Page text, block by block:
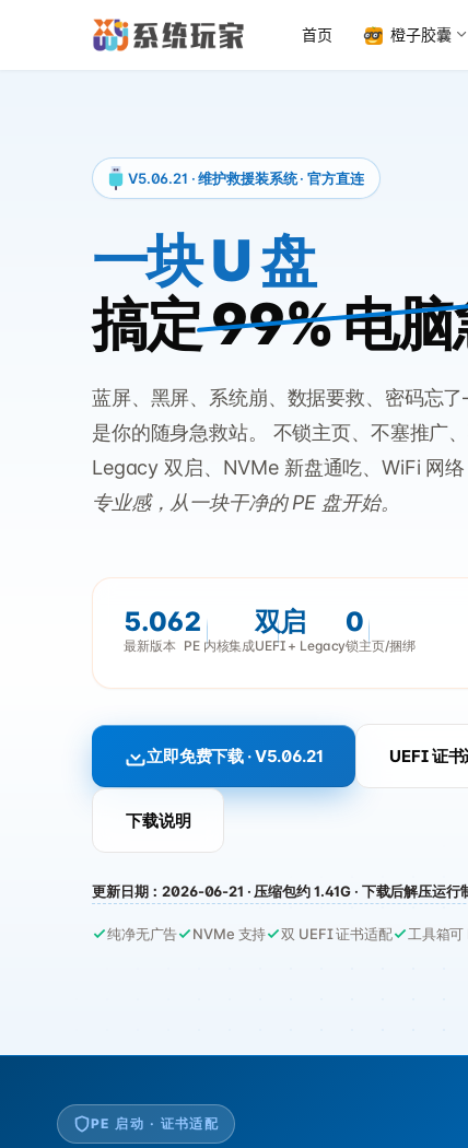
首页 橙子胶囊
V5.06.21 · 维护救援装系统 · 官方直连
一块 U 盘
搞定99% 电脑
蓝屏、黑屏、系统崩、数据要救、密码忘
是你的随身急救站。 不锁主页、不塞推广
Legacy 双启、NVMe 新盘通吃、WiFi 网
专业感，从一块干净的 PE 盘开始。
5.06
最新版本
2
PE 内核集成
双启
UEFI + Legacy
0
锁主页/捆绑
立即免费下载 · V5.06.21 UEFI 证
下载说明
更新日期：2026-06-21 · 压缩包约 1.41G · 下载后解压运行
纯净无广告 NVMe 支持 双 UEFI 证书适配 工具箱
PE 启动 · 证书适配